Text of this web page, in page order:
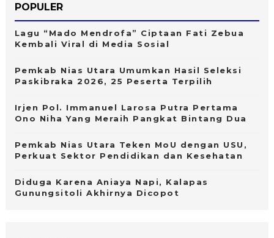
POPULER
Lagu “Mado Mendrofa” Ciptaan Fati Zebua
Kembali Viral di Media Sosial
Pemkab Nias Utara Umumkan Hasil Seleksi
Paskibraka 2026, 25 Peserta Terpilih
Irjen Pol. Immanuel Larosa Putra Pertama
Ono Niha Yang Meraih Pangkat Bintang Dua
Pemkab Nias Utara Teken MoU dengan USU,
Perkuat Sektor Pendidikan dan Kesehatan
Diduga Karena Aniaya Napi, Kalapas
Gunungsitoli Akhirnya Dicopot